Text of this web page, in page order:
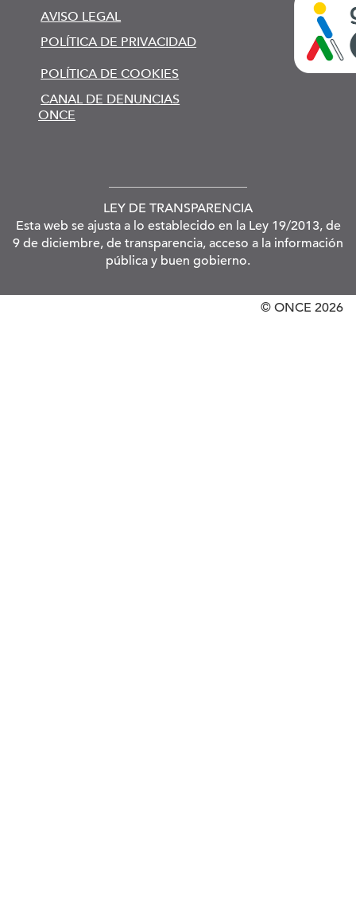
AVISO LEGAL
POLÍTICA DE PRIVACIDAD
POLÍTICA DE COOKIES
CANAL DE DENUNCIAS
ONCE
LEY DE TRANSPARENCIA
Esta web se ajusta a lo establecido en la Ley 19/2013, de
9 de diciembre, de transparencia, acceso a la información
pública y buen gobierno.
© ONCE 2026